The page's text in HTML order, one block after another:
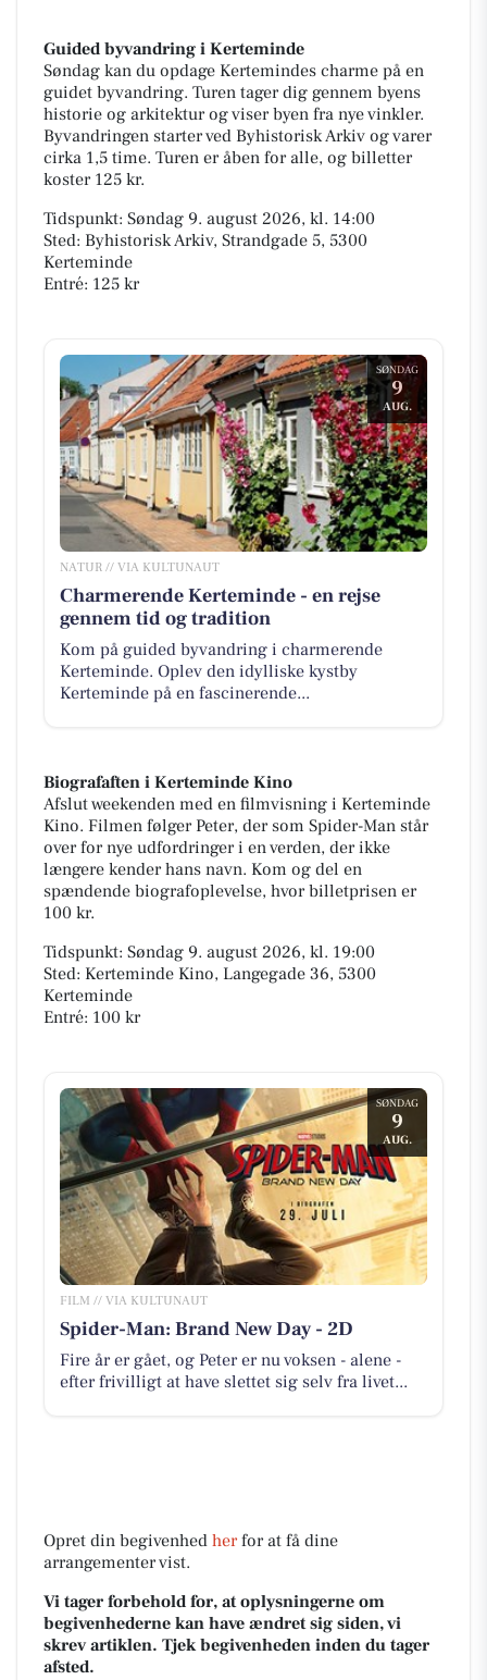
Guided byvandring i Kerteminde
Søndag kan du opdage Kertemindes charme på en
guidet byvandring. Turen tager dig gennem byens
historie og arkitektur og viser byen fra nye vinkler.
Byvandringen starter ved Byhistorisk Arkiv og varer
cirka 1,5 time. Turen er åben for alle, og billetter
koster 125 kr.
Tidspunkt: Søndag 9. august 2026, kl. 14:00
Sted: Byhistorisk Arkiv, Strandgade 5, 5300
Kerteminde
Entré: 125 kr
SØNDAG
9
AUG.
NATUR // VIA KULTUNAUT
Charmerende Kerteminde - en rejse
gennem tid og tradition
Kom på guided byvandring i charmerende
Kerteminde. Oplev den idylliske kystby
Kerteminde på en fascinerende...
Biografaften i Kerteminde Kino
Afslut weekenden med en filmvisning i Kerteminde
Kino. Filmen følger Peter, der som Spider-Man står
over for nye udfordringer i en verden, der ikke
længere kender hans navn. Kom og del en
spændende biografoplevelse, hvor billetprisen er
100 kr.
Tidspunkt: Søndag 9. august 2026, kl. 19:00
Sted: Kerteminde Kino, Langegade 36, 5300
Kerteminde
Entré: 100 kr
SØNDAG
9
AUG.
FILM // VIA KULTUNAUT
Spider-Man: Brand New Day - 2D
Fire år er gået, og Peter er nu voksen - alene -
efter frivilligt at have slettet sig selv fra livet...
Opret din begivenhed herfor at få dine
arrangementer vist.
Vi tager forbehold for, at oplysningerne om
begivenhederne kan have ændret sig siden, vi
skrev artiklen. Tjek begivenheden inden du tager
afsted.